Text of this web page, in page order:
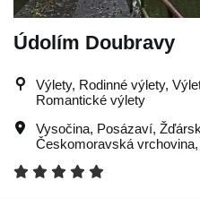
Údolím Doubravy
Výlety, Rodinné výlety,
Romantické výlety
Vysočina, Posázaví,
Českomoravská vrchovina,